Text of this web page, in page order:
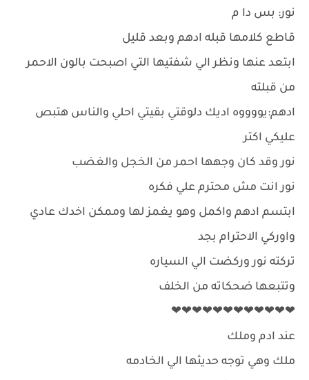
نور: بس دا م
قاطع كلامها قبله ادهم وبعد قليل
ابتعد عنها ونظر الي شفتيها التي اصبحت بالون الاحمر
من قبلته
ادهم:يووووه اديك دلوقتي بقيتي احلي والناس هتبص
عليكي اكتر
نور وقد كان وجهها احمر من الخجل والغضب
نور انت مش محترم علي فكره
ابتسم ادهم واكمل وهو يغمز لها وممكن اخدك عادي
واوركي الاحترام بجد
تركته نور وركضت الي السياره
وتتبعها ضحكاته من الخلف
❤❤❤❤❤❤❤❤❤❤❤❤
عند ادم وملك
ملك وهي توجه حديثها الي الخادمه